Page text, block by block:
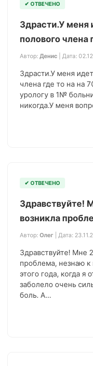
✔ ОТВЕЧЕНО
Здрасти.У меня
полового члена
Автор: Денис | Дата:
Здрасти.У меня
члена где то на на
урологу в 1№
никогда.У меня
✔ ОТВЕЧЕНО
Здравствуйте!
возникла
Автор: Олег | Дата:
Здравствуйте! Мне
проблема, незнаю к
этого года, когда я
заболело очень
боль. А…